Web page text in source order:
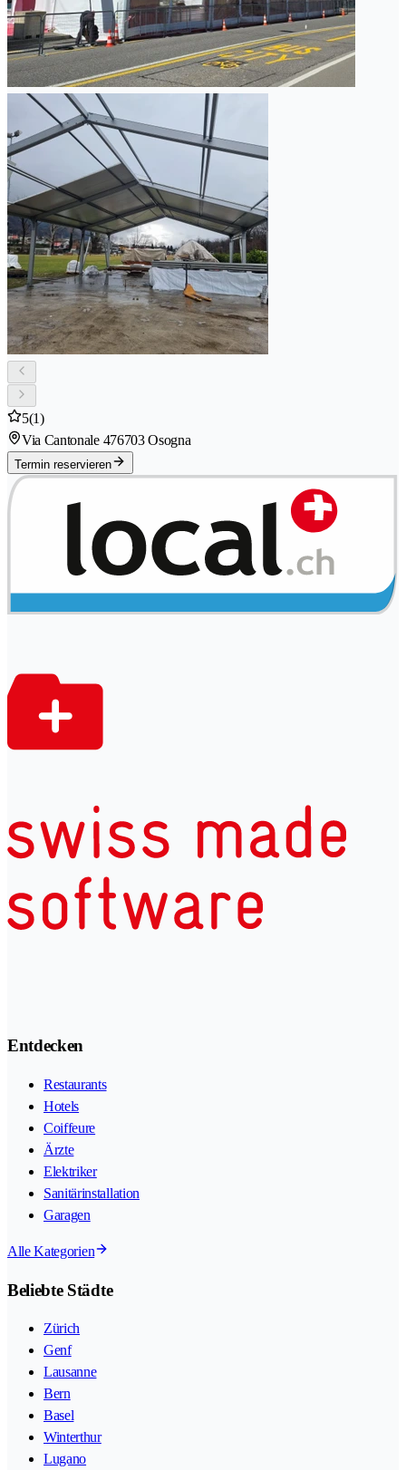
5(1)
Via Cantonale 476703 Osogna
Termin reservieren
Entdecken
Restaurants
Hotels
Coiffeure
Ärzte
Elektriker
Sanitärinstallation
Garagen
Alle Kategorien
Beliebte Städte
Zürich
Genf
Lausanne
Bern
Basel
Winterthur
Lugano